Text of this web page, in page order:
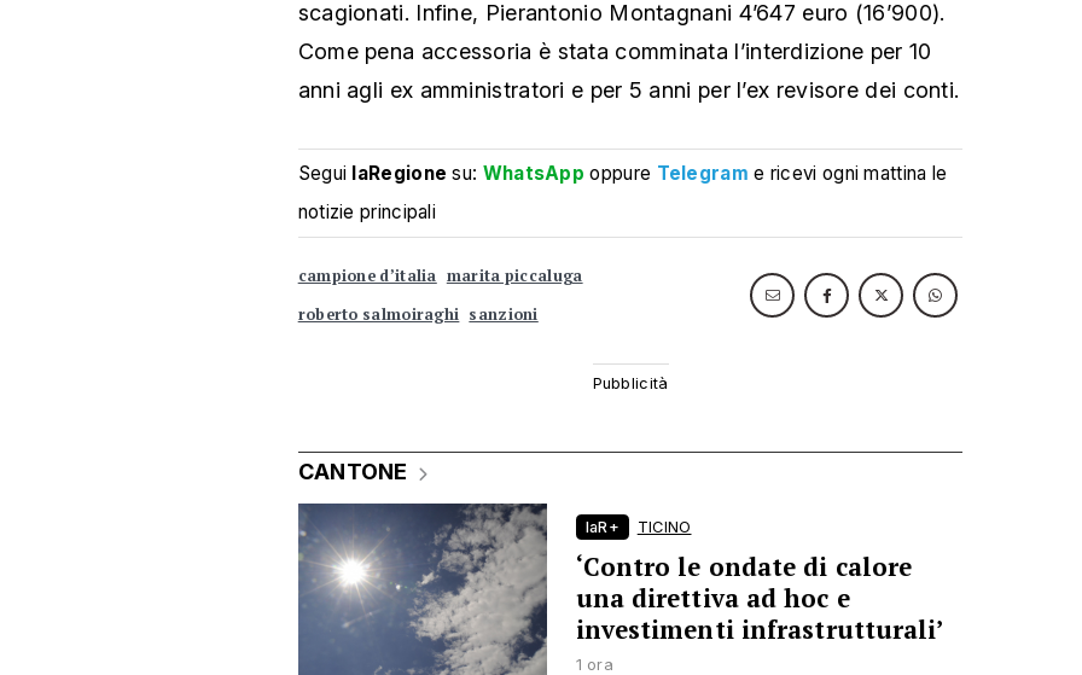
scagionati. Infine, Pierantonio Montagnani 4’647 euro (16’900).
Come pena accessoria è stata comminata l’interdizione per 10
anni agli ex amministratori e per 5 anni per l’ex revisore dei conti.
Segui laRegione su: WhatsApp oppure Telegram e ricevi ogni mattina le
notizie principali
campione d’italia marita piccaluga
roberto salmoiraghi sanzioni
CANTONE
laR+ TICINO
‘Contro le ondate di calore
una direttiva ad hoc e
investimenti infrastrutturali’
1 ora